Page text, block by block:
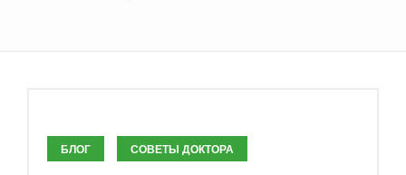
БЛОГ СОВЕТЫ ДОКТОРА